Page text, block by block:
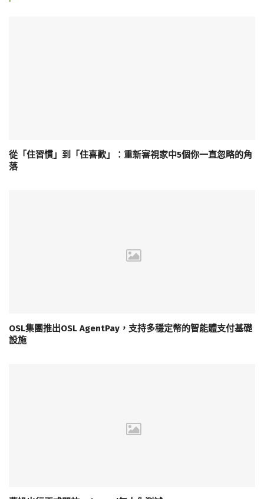
從「住習慣」到「住喜歡」：重新審視家中5個你一直忽略的角
落
OSL集團推出OSL AgentPay，支持多穩定幣的智能體支付基礎
設施